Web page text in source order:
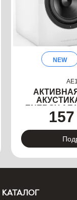
NEW
ENERGY
КАТАЛОГ